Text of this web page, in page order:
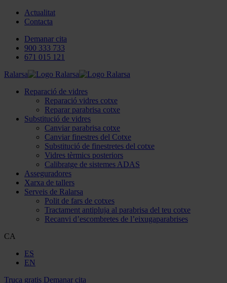
Actualitat
Contacta
Demanar cita
900 333 733
671 015 121
Ralarsa
Reparació de vidres
Reparació vidres cotxe
Reparar parabrisa cotxe
Substitució de vidres
Canviar parabrisa cotxe
Canviar finestres del Cotxe
Substitució de finestretes del cotxe
Vidres tèrmics posteriors
Calibratge de sistemes ADAS
Asseguradores
Xarxa de tallers
Serveis de Ralarsa
Polit de fars de cotxes
Tractament antipluja al parabrisa del teu cotxe
Recanvi d’escombretes de l’eixugaparabrises
CA
ES
EN
Truca gratis Demanar cita